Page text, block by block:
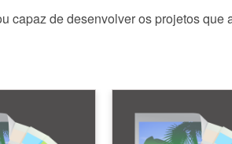
capaz de desenvolver os projetos que